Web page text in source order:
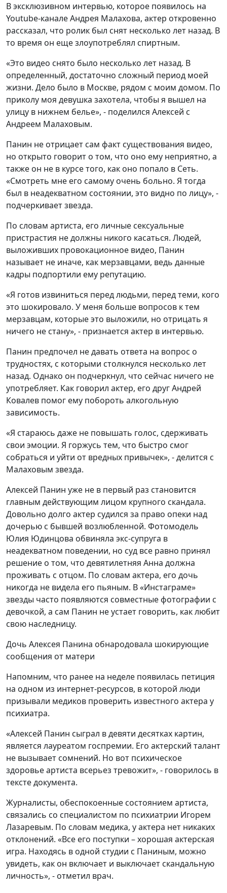
В эксклюзивном интервью, которое появилось на
Youtube-канале Андрея Малахова, актер откровенно
рассказал, что ролик был снят несколько лет назад. В
то время он еще злоупотреблял спиртным.
«Это видео снято было несколько лет назад. В
определенный, достаточно сложный период моей
жизни. Дело было в Москве, рядом с моим домом. По
приколу моя девушка захотела, чтобы я вышел на
улицу в нижнем белье», - поделился Алексей с
Андреем Малаховым.
Панин не отрицает сам факт существования видео,
но открыто говорит о том, что оно ему неприятно, а
также он не в курсе того, как оно попало в Сеть.
«Смотреть мне его самому очень больно. Я тогда
был в неадекватном состоянии, это видно по лицу», -
подчеркивает звезда.
По словам артиста, его личные сексуальные
пристрастия не должны никого касаться. Людей,
выложивших провокационное видео, Панин
называет не иначе, как мерзавцами, ведь данные
кадры подпортили ему репутацию.
«Я готов извиниться перед людьми, перед теми, кого
это шокировало. У меня больше вопросов к тем
мерзавцам, которые это выложили, но отрицать я
ничего не стану», - признается актер в интервью.
Панин предпочел не давать ответа на вопрос о
трудностях, с которыми столкнулся несколько лет
назад. Однако он подчеркнул, что сейчас ничего не
употребляет. Как говорил актер, его друг Андрей
Ковалев помог ему побороть алкогольную
зависимость.
«Я стараюсь даже не повышать голос, сдерживать
свои эмоции. Я горжусь тем, что быстро смог
собраться и уйти от вредных привычек», - делится с
Малаховым звезда.
Алексей Панин уже не в первый раз становится
главным действующим лицом крупного скандала.
Довольно долго актер судился за право опеки над
дочерью с бывшей возлюбленной. Фотомодель
Юлия Юдинцова обвиняла экс-супруга в
неадекватном поведении, но суд все равно принял
решение о том, что девятилетняя Анна должна
проживать с отцом. По словам актера, его дочь
никогда не видела его пьяным. В «Инстаграме»
звезды часто появляются совместные фотографии с
девочкой, а сам Панин не устает говорить, как любит
свою наследницу.
Дочь Алексея Панина обнародовала шокирующие
сообщения от матери
Напомним, что ранее на неделе появилась петиция
на одном из интернет-ресурсов, в которой люди
призывали медиков проверить известного актера у
психиатра.
«Алексей Панин сыграл в девяти десятках картин,
является лауреатом госпремии. Его актерский талант
не вызывает сомнений. Но вот психическое
здоровье артиста всерьез тревожит», - говорилось в
тексте документа.
Журналисты, обеспокоенные состоянием артиста,
связались со специалистом по психиатрии Игорем
Лазаревым. По словам медика, у актера нет никаких
отклонений. «Все его поступки – хорошая актерская
игра. Находясь в одной студии с Паниным, можно
увидеть, как он включает и выключает скандальную
личность», - отметил врач.